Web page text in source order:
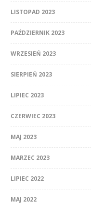
LISTOPAD 2023
PAŹDZIERNIK 2023
WRZESIEŃ 2023
SIERPIEŃ 2023
LIPIEC 2023
CZERWIEC 2023
MAJ 2023
MARZEC 2023
LIPIEC 2022
MAJ 2022